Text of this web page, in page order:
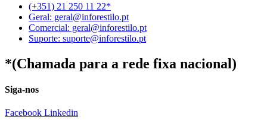
(+351) 21 250 11 22*
Geral: geral@inforestilo.pt
Comercial: geral@inforestilo.pt
Suporte: suporte@inforestilo.pt
*(Chamada para a rede fixa nacional)
Siga-nos
Facebook Linkedin